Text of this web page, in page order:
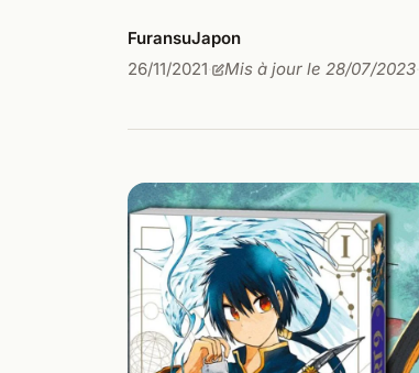
FuransuJapon
26/11/2021· Mis à jour le 28/07/2023·